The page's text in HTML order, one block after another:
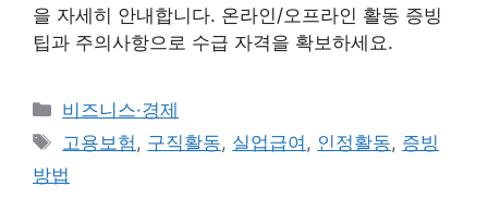
을 자세히 안내합니다. 온라인/오프라인 활동 증빙
팁과 주의사항으로 수급 자격을 확보하세요.
카
테
리
비즈니스·경제
태
그
고용보험, 구직활동, 실업급여 , 인정활동, 증빙
방법